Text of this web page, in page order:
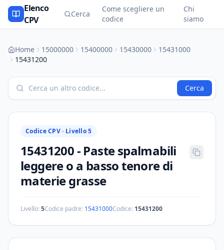
Elenco
CPV
Cerca
Come scegliere un
codice
Chi
siamo
Home 15000000 15400000 15430000
15431000
15431200
Cerca
Codice CPV · Livello 5
15431200- Paste spalmabili
leggere o a basso tenore di
materie grasse
Livello:5Codice padre: 15431000Codice: 15431200